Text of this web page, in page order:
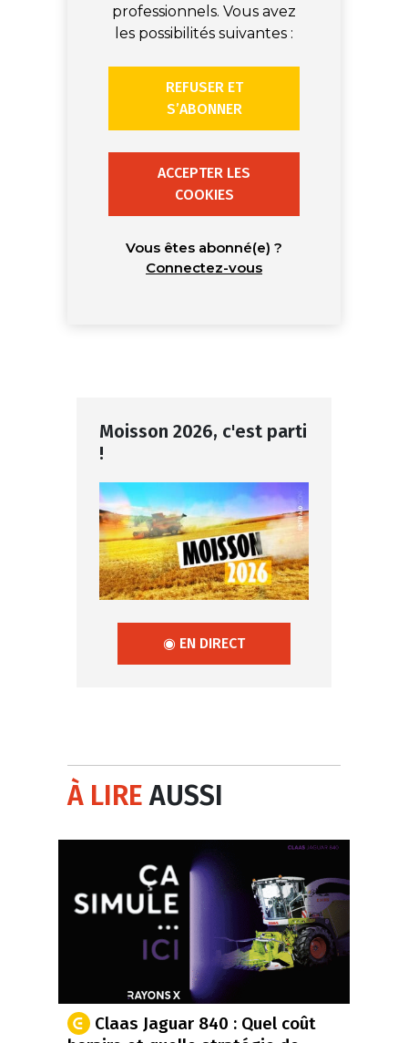
professionnels. Vous avez
les possibilités suivantes :
REFUSER ET
S’ABONNER
ACCEPTER LES
COOKIES
Vous êtes abonné(e) ?
Connectez-vous
Moisson 2026, c'est parti
!
◉ EN DIRECT
À LIREAUSSI
Claas Jaguar 840 : Quel coût